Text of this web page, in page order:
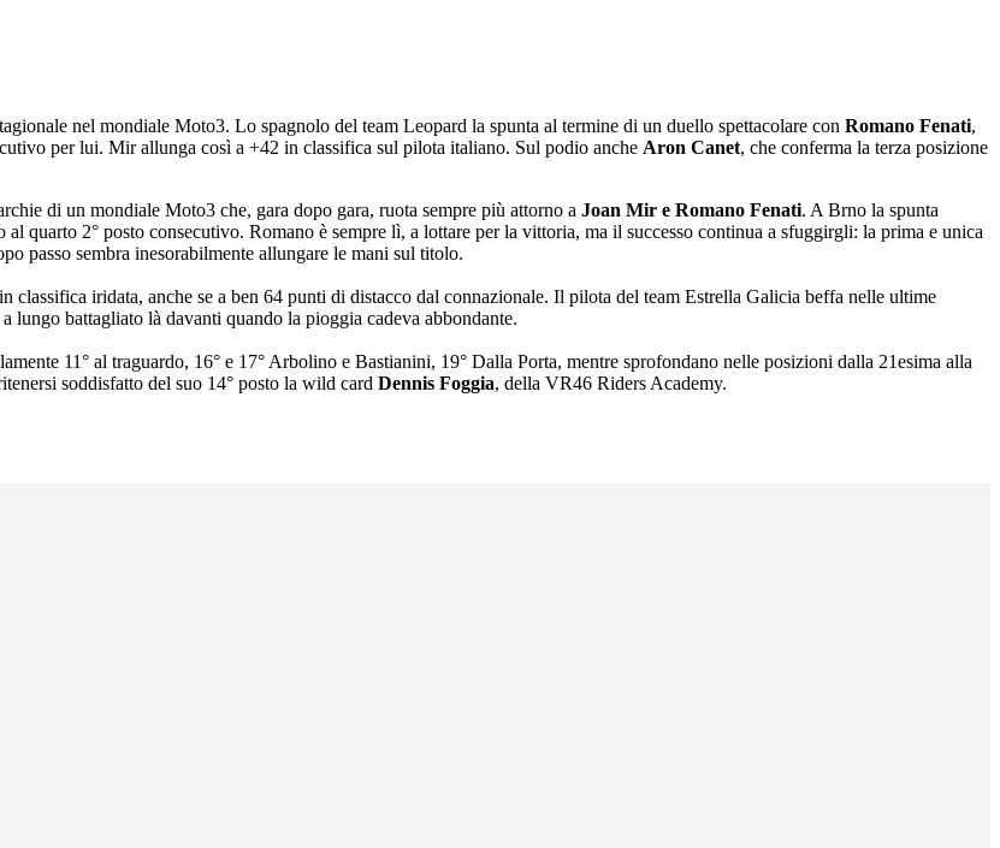
nel mondiale Moto3. Lo spagnolo del team Leopard la spunta al termine di un duello spettacolare con Romano Fenati,
per lui. Mir allunga così a +42 in classifica sul pilota italiano. Sul podio anche Aron Canet, che conferma la terza posizione
di un mondiale Moto3 che, gara dopo gara, ruota sempre più attorno a Joan Mir e Romano Fenati. A Brno la spunta
quarto 2° posto consecutivo. Romano è sempre lì, a lottare per la vittoria, ma il successo continua a sfuggirgli: la prima e unica
passo sembra inesorabilmente allungare le mani sul titolo.
classifica iridata, anche se a ben 64 punti di distacco dal connazionale. Il pilota del team Estrella Galicia beffa nelle ultime
lungo battagliato là davanti quando la pioggia cadeva abbondante.
11° al traguardo, 16° e 17° Arbolino e Bastianini, 19° Dalla Porta, mentre sprofondano nelle posizioni dalla 21esima alla
soddisfatto del suo 14° posto la wild card Dennis Foggia, della VR46 Riders Academy.